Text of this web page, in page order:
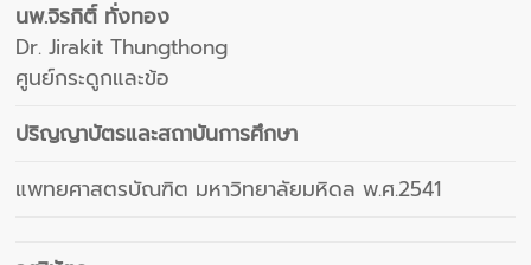
นพ.จิรกิติ์ ทั่งทอง
Dr. Jirakit Thungthong
ศูนย์กระดูกและข้อ
ปริญญาบัตรและสถาบันการศึกษา
แพทยศาสตรบัณฑิต มหาวิทยาลัยมหิดล พ.ศ.2541